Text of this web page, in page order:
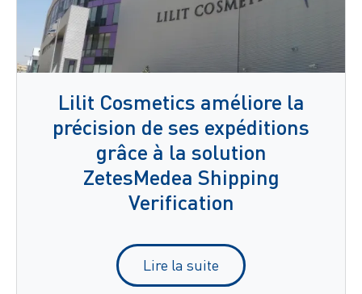
Lilit Cosmetics améliore la
précision de ses expéditions
grâce à la solution
ZetesMedea Shipping
Verification
Lire la suite